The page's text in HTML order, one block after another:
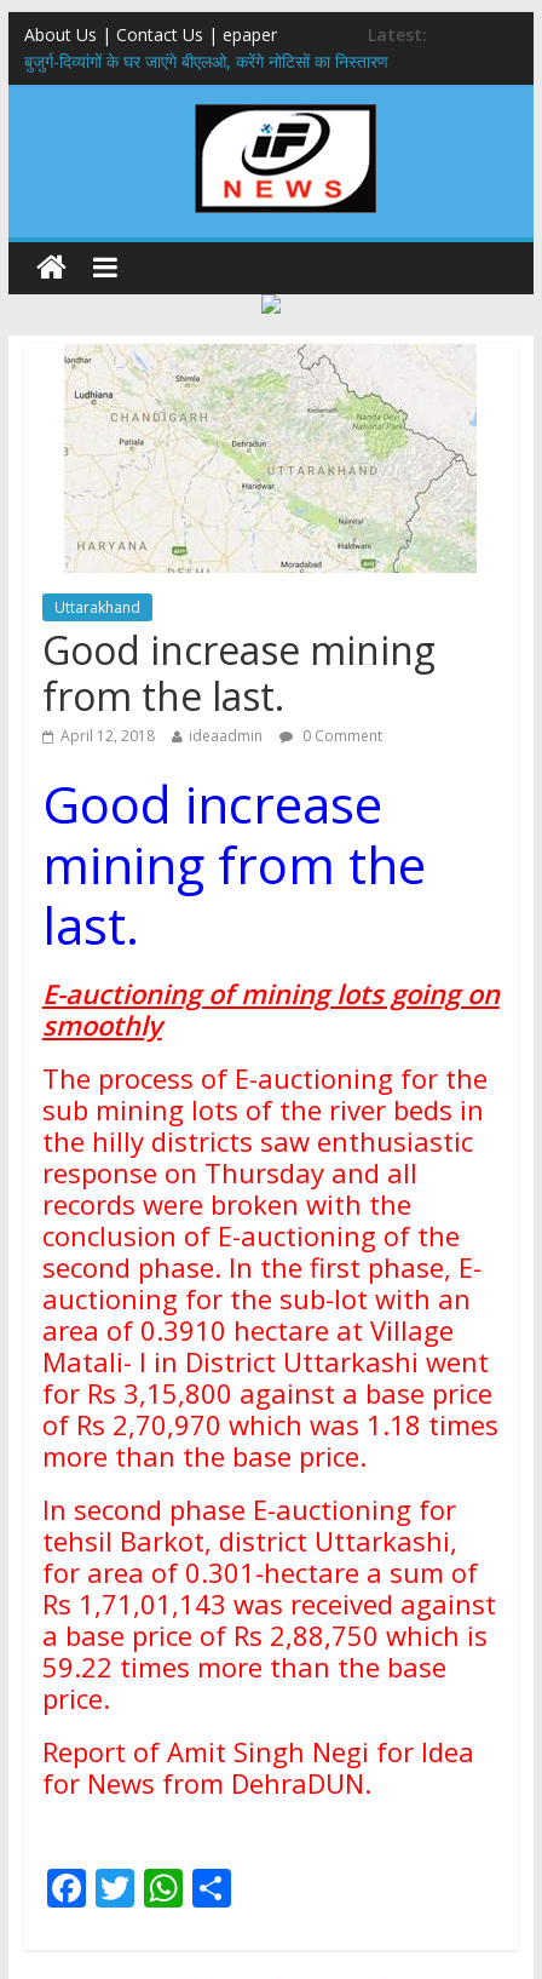
About Us | Contact Us | epaper
Latest:
बुजुर्ग-दिव्यांगों के घर जाएंगे बीएलओ, करेंगे नोटिसों का निस्तारण
24×7 अलर्ट मोड में रहें अधिकारी-मुख्य सचिव मानसून-एसईओसी से मुख्य सचिव ने
की विस्तृत समीक्षा कहा-बंद सड़कों को शीघ्र खोला जाए, लोगों को न हो दिक्कत
459 करोड़ से एचएनबी गढ़वाल विश्वविद्यालय में अनुसंधान संरचना होगी सुदृढ,उच्च
शिक्षा मंत्री धन सिंह रावत ने नवनियुक्त केन्द्रीय शिक्षा मंत्री से की मुलाकात
मुख्यमंत्री से महानिदेशक एनसीसी ने की शिष्टाचार भेंट,उत्तराखण्ड में एनसीसी के
विस्तार एवं आधुनिक आधारभूत संरचना के विकास पर हुई महत्वपूर्ण चर्चा
एमडीडीए बोर्ड बैठक, देहरादून और मसूरी के विकास के लिए 25 बड़े प्रस्तावों को मिली
हरी झंडी
Uttarakhand
Good increase mining
from the last.
April 12, 2018 ideaadmin 0 Comment
Good increase
mining from the
last.
E-auctioning of mining lots going on
smoothly
The process of E-auctioning for the
sub mining lots of the river beds in
the hilly districts saw enthusiastic
response on Thursday and all
records were broken with the
conclusion of E-auctioning of the
second phase. In the first phase, E-
auctioning for the sub-lot with an
area of 0.3910 hectare at Village
Matali- I in District Uttarkashi went
for Rs 3,15,800 against a base price
of Rs 2,70,970 which was 1.18 times
more than the base price.
In second phase E-auctioning for
tehsil Barkot, district Uttarkashi,
for area of 0.301-hectare a sum of
Rs 1,71,01,143 was received against
a base price of Rs 2,88,750 which is
59.22 times more than the base
price.
Report of Amit Singh Negi for Idea
for News from DehraDUN.
F T W S